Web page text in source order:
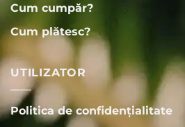
Cum cumpăr?
Cum plătesc?
UTILIZATOR
Politica de confidențialitate